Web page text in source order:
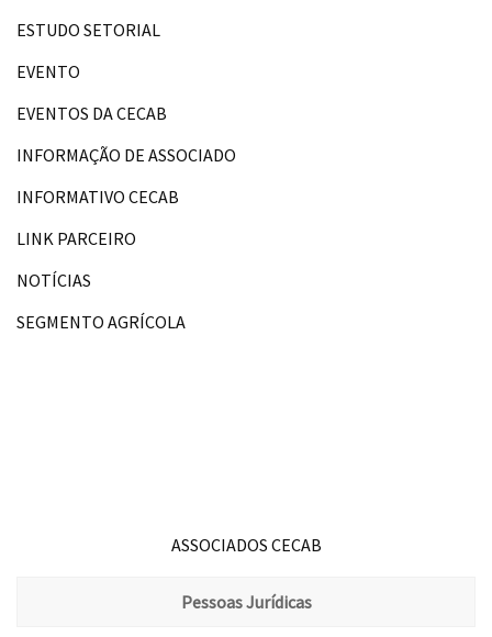
ESTUDO SETORIAL
EVENTO
EVENTOS DA CECAB
INFORMAÇÃO DE ASSOCIADO
INFORMATIVO CECAB
LINK PARCEIRO
NOTÍCIAS
SEGMENTO AGRÍCOLA
ASSOCIADOS CECAB
Pessoas Jurídicas